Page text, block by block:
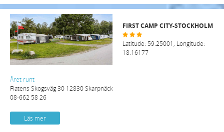
FIRST CAMP CITY-STOCKHOLM
Latitude: 59.25001, Longitude:
18.16177
Året runt
Flatens Skogsväg 30 12830 Skarpnäck
08-662 58 26
Läs mer